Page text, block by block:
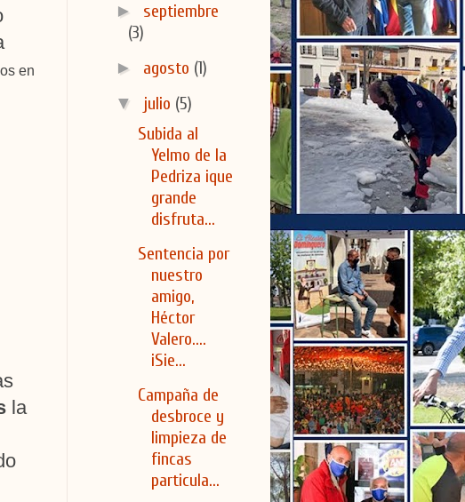
en
la
► septiembre
(3)
► agosto (1)
▼ julio (5)
Subida al
Yelmo de la
Pedriza ¡que
grande
disfruta...
Sentencia por
nuestro
amigo,
Héctor
Valero....
¡Sie...
Campaña de
desbroce y
limpieza de
fincas
particula...